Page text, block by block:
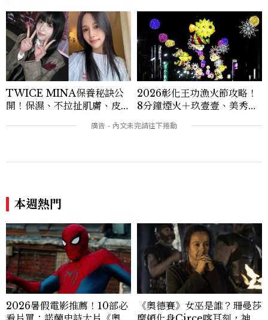
TWICE MINA保養秘訣公
開！保濕、不拉扯肌膚、皮拉
2026彰化王功漁火節攻略！
8分鐘煙火＋玖壹壹、美秀集
一次玩
2026暑假電影推薦！10部必
看片單：諾蘭史詩大片《奧德
賽》、湯姆霍蘭德《蜘蛛
人》、《吉伊卡哇》劇場版接
力上映
《奧德賽》女巫是誰？珊曼莎
摩頓化身Circe喀耳刻，神級
演技成全片驚喜之一
看過此篇文章的人也喜歡
RELATIONSHIP